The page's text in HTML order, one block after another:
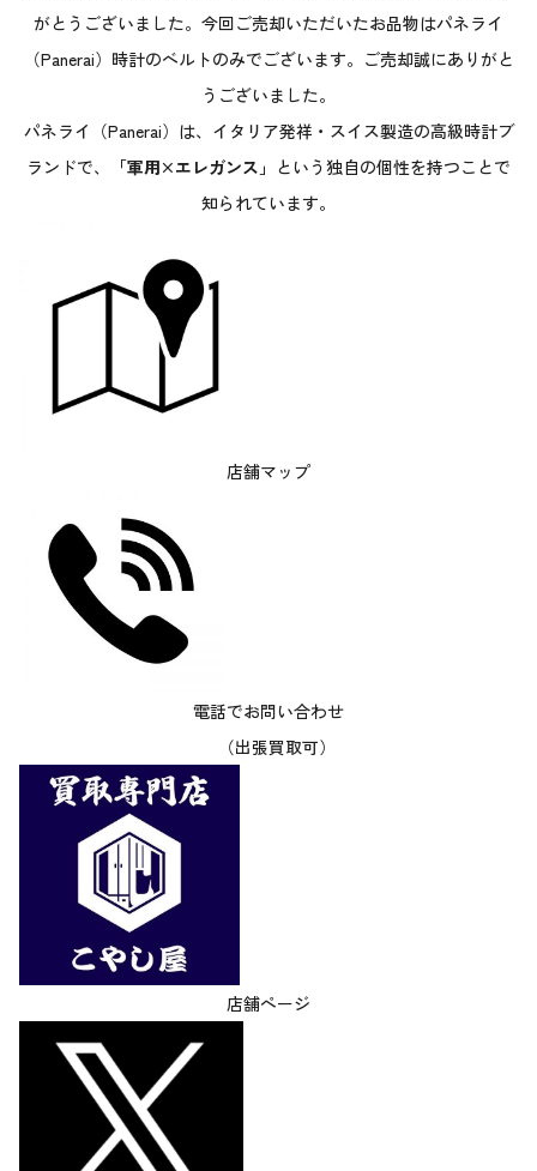
がとうございました。今回ご売却いただいたお品物はパネライ
（Panerai）時計のベルトのみでございます。ご売却誠にありがと
うございました。
パネライ（Panerai）は、イタリア発祥・スイス製造の高級時計ブ
ランドで、
「軍用×エレガンス」 という独自の個性を持つことで
知られています。
店舗マップ
電話でお問い合わせ
（出張買取可）
店舗ページ